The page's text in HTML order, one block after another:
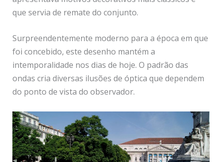
que servia de remate do conjunto.
Surpreendentemente moderno para a época em que
foi concebido, este desenho mantém a
intemporalidade nos dias de hoje. O padrão das
ondas cria diversas ilusões de óptica que dependem
do ponto de vista do observador.